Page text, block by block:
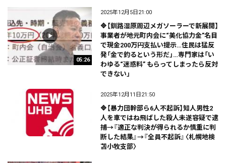
05:26
2025年12月5日21:00
🔷【釧路湿原周辺メガソーラーで新展開】
事業者が地元町内会に“美化協力金”名目
で現金200万円支払い提示…住民は猛反
発「金で釣るという形だ」…専門家は「い
わゆる“迷惑料” もらってしまったら反対
できない」
2025年12月11日21:50
🔷【暴力団幹部ら6人不起訴】知人男性2
人を車ではね飛ばした殺人未遂容疑で逮
捕→『適正な判決が得られるか慎重に判
断した結果』→『全員不起訴』〈札幌地検
苫小牧支部〉